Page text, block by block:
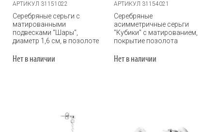
АРТИКУЛ 31151022
Серебряные серьги с
матированными
подвесками "Шары",
диаметр 1,6 см, в позолоте
Нет в наличии
АРТИКУЛ 31154021
Серебряные
асимметричные серьги
"Кубики" с матированием,
покрытие позолота
Нет в наличии